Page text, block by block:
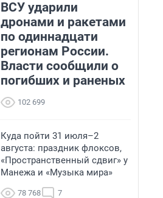
ВСУ ударили
дронами и ракетами
по одиннадцати
регионам России.
Власти сообщили о
погибших и раненых
102 699
Куда пойти 31 июля–2
августа: праздник флоксов,
«Пространственный сдвиг» у
Манежа и «Музыка мира»
78 768 7